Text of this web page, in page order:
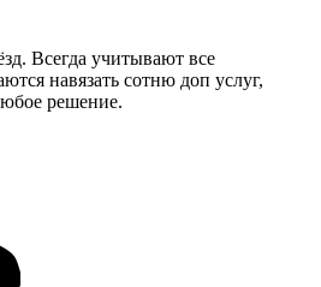
Всегда учитывают все
навязать сотню доп услуг,
решение.